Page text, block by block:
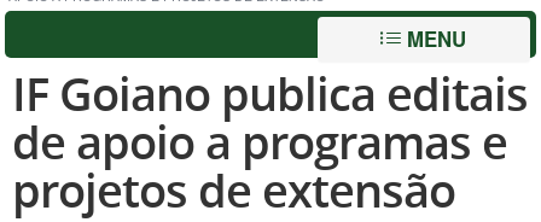
MENU
IF Goiano publica editais
de apoio a programas e
projetos de extensão